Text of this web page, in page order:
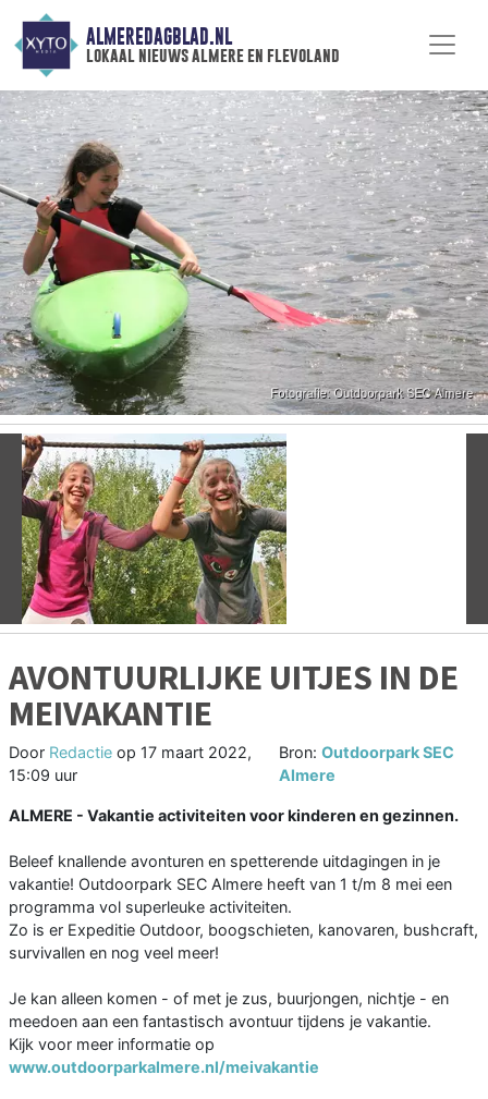
ALMEREDAGBLAD.NL
lokaal nieuws almere en flevoland
Vorige
AVONTUURLIJKE UITJES IN DE
MEIVAKANTIE
Door Redactie op 17 maart 2022,
15:09 uur
Bron: Outdoorpark SEC
Almere
ALMERE - Vakantie activiteiten voor kinderen en gezinnen.
Beleef knallende avonturen en spetterende uitdagingen in je
vakantie! Outdoorpark SEC Almere heeft van 1 t/m 8 mei een
programma vol superleuke activiteiten.
Zo is er Expeditie Outdoor, boogschieten, kanovaren, bushcraft,
survivallen en nog veel meer!
Je kan alleen komen - of met je zus, buurjongen, nichtje - en
meedoen aan een fantastisch avontuur tijdens je vakantie.
Kijk voor meer informatie op
www.outdoorparkalmere.nl/meivakantie